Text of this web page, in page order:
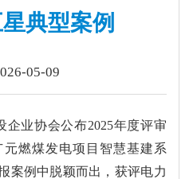
典型案例
05-09
企业协会公布2025年度评审
燃煤发电项目智慧基建系
案例中脱颖而出，获评电力